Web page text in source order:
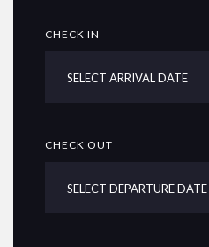
CHECK IN
CHECK OUT